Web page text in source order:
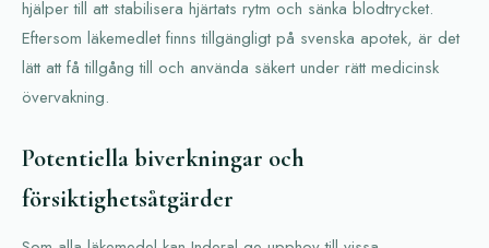
hjälper till att stabilisera hjärtats rytm och sänka blodtrycket.
Eftersom läkemedlet finns tillgängligt på svenska apotek, är det
lätt att få tillgång till och använda säkert under rätt medicinsk
övervakning.
Potentiella biverkningar och
försiktighetsåtgärder